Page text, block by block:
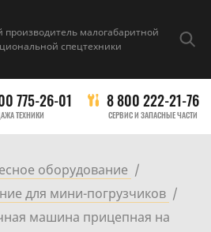
производитель малогабаритной
спецтехники
775-26-01
ТЕХНИКИ
8 800 222-21-76
СЕРВИС И ЗАПАСНЫЕ ЧАСТИ
оборудование
для мини-погрузчиков
машина прицепная на